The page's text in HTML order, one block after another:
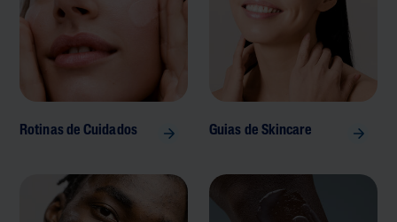
Rotinas de Cuidados Guias de Skincare